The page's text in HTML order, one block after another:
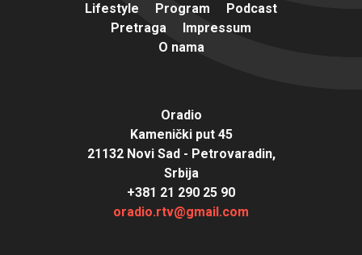
Lifestyle
Program
Podcast
Pretraga
Impressum
O nama
Oradio
Kamenički put 45
21132 Novi Sad - Petrovaradin,
Srbija
+381 21 290 25 90
oradio.rtv@gmail.com